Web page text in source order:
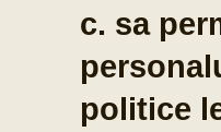
c. sa
politice